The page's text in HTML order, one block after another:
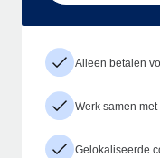
Alleen betalen
Werk samen
Gelokaliseerde